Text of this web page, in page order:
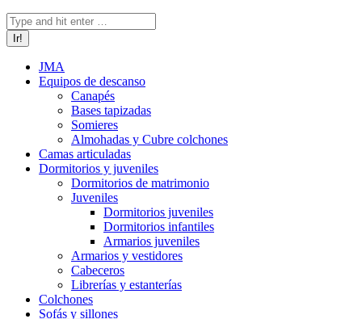
Buscar:
JMA
Equipos de descanso
Canapés
Bases tapizadas
Somieres
Almohadas y Cubre colchones
Camas articuladas
Dormitorios y juveniles
Dormitorios de matrimonio
Juveniles
Dormitorios juveniles
Dormitorios infantiles
Armarios juveniles
Armarios y vestidores
Cabeceros
Librerías y estanterías
Colchones
Sofás y sillones